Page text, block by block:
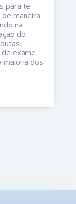
para te
maneira
na
do
exame
maioria dos